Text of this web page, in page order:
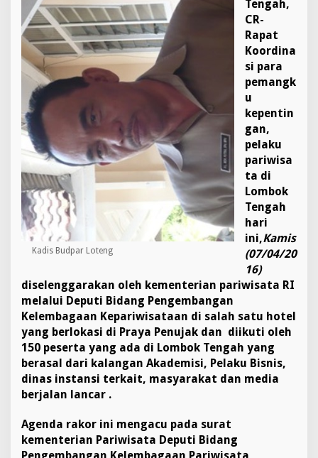
u
n
g
K
i
t
Kadis Budpar Loteng
Tengah,
CR-
Rapat
Koordina
si para
pemangk
u
kepentin
gan,
pelaku
pariwisa
ta di
Lombok
Tengah
hari
ini,Kamis
(07/04/20
16)
diselenggarakan oleh kementerian pariwisata RI
melalui Deputi Bidang Pengembangan
Kelembagaan Kepariwisataan di salah satu hotel
yang berlokasi di Praya Penujak dan diikuti oleh
150 peserta yang ada di Lombok Tengah yang
berasal dari kalangan Akademisi, Pelaku Bisnis,
dinas instansi terkait, masyarakat dan media
berjalan lancar .
Agenda rakor ini mengacu pada surat
kementerian Pariwisata Deputi Bidang